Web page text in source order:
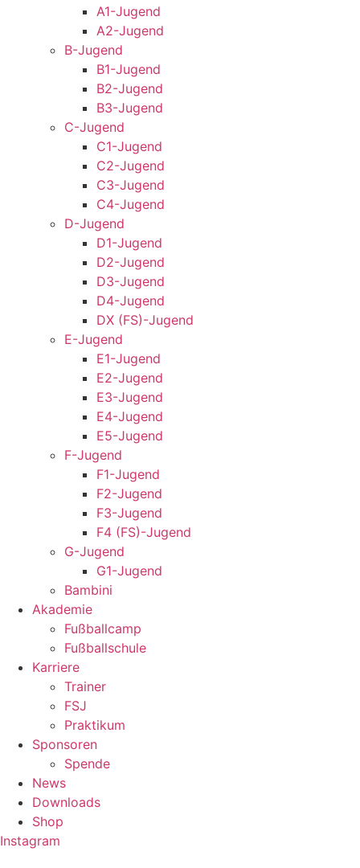
A1-Jugend
A2-Jugend
B-Jugend
B1-Jugend
B2-Jugend
B3-Jugend
C-Jugend
C1-Jugend
C2-Jugend
C3-Jugend
C4-Jugend
D-Jugend
D1-Jugend
D2-Jugend
D3-Jugend
D4-Jugend
DX (FS)-Jugend
E-Jugend
E1-Jugend
E2-Jugend
E3-Jugend
E4-Jugend
E5-Jugend
F-Jugend
F1-Jugend
F2-Jugend
F3-Jugend
F4 (FS)-Jugend
G-Jugend
G1-Jugend
Bambini
Akademie
Fußballcamp
Fußballschule
Karriere
Trainer
FSJ
Praktikum
Sponsoren
Spende
News
Downloads
Shop
Instagram